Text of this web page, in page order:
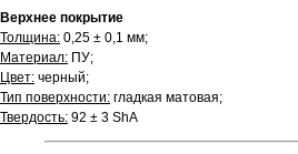
Верхнее покрытие
Толщина: 0,25 ± 0,1 мм;
Материал: ПУ;
Цвет: черный;
Тип поверхности: гладкая матовая;
Твердость: 92 ± 3 ShA